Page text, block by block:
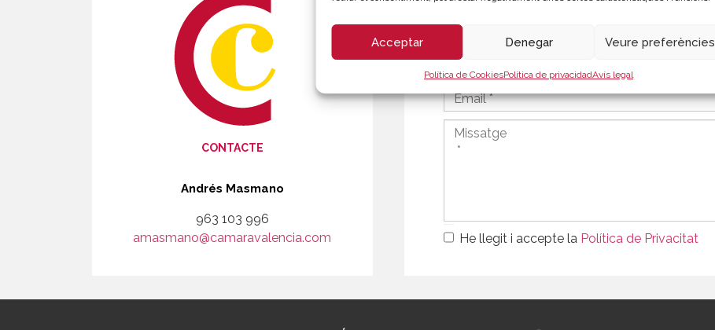
Acceptar Denegar Veure preferències
Política de CookiesPolítica de privacidadAvís legal
CONTACTE
Andrés Masmano
963 103 996
amasmano@camaravalencia.com
He llegit i accepte la Política de Privacitat